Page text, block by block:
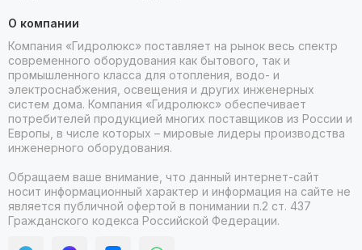
О компании
Компания «Гидролюкс» поставляет на рынок весь спектр
современного оборудования как бытового, так и
промышленного класса для отопления, водо- и
электроснабжения, освещения и других инженерных
систем дома. Компания «Гидролюкс» обеспечивает
потребителей продукцией многих поставщиков из России и
Европы, в числе которых – мировые лидеры производства
инженерного оборудования.
Обращаем ваше внимание, что данный интернет-сайт
носит информационный характер и информация на сайте не
является публичной офертой в понимании п.2 ст. 437
Гражданского кодекса Российской Федерации.